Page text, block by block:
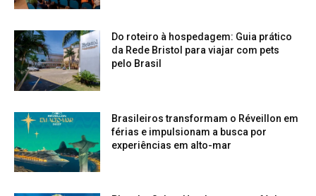
Do roteiro à hospedagem: Guia prático
da Rede Bristol para viajar com pets
pelo Brasil
Brasileiros transformam o Réveillon em
férias e impulsionam a busca por
experiências em alto-mar